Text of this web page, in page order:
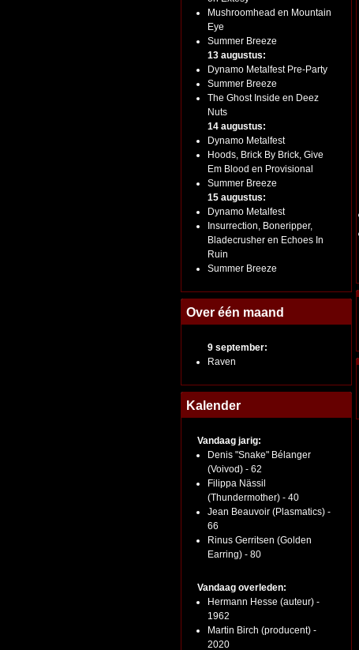
Mushroomhead en Mountain
Eye
Summer Breeze
13 augustus:
Dynamo Metalfest Pre-Party
Summer Breeze
The Ghost Inside en Deez
Nuts
14 augustus:
Dynamo Metalfest
Hoods, Brick By Brick, Give
Em Blood en Provisional
Summer Breeze
15 augustus:
Dynamo Metalfest
Insurrection, Boneripper,
Bladecrusher en Echoes In
Ruin
Summer Breeze
Over één maand
9 september:
Raven
Kalender
Vandaag jarig:
Denis "Snake" Bélanger
(Voivod) - 62
Filippa Nässil
(Thundermother) - 40
Jean Beauvoir (Plasmatics) -
66
Rinus Gerritsen (Golden
Earring) - 80
Vandaag overleden:
Hermann Hesse (auteur) -
1962
Martin Birch (producent) -
2020